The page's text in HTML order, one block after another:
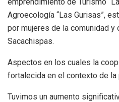
Agroecología “Las Gurisas”,
por mujeres de la comunidad y
Sacachispas.
Aspectos en los cuales la
fortalecida en el contexto de la
Tuvimos un aumento